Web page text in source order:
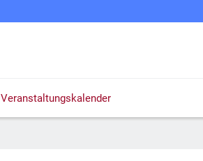
Veranstaltungskalender